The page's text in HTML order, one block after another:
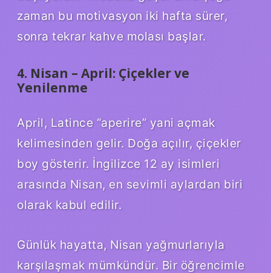
zaman bu motivasyon iki hafta sürer,
sonra tekrar kahve molası başlar.
4. Nisan – April: Çiçekler ve
Yenilenme
April, Latince “aperire” yani açmak
kelimesinden gelir. Doğa açılır, çiçekler
boy gösterir. İngilizce 12 ay isimleri
arasında Nisan, en sevimli aylardan biri
olarak kabul edilir.
Günlük hayatta, Nisan yağmurlarıyla
karşılaşmak mümkündür. Bir öğrencimle